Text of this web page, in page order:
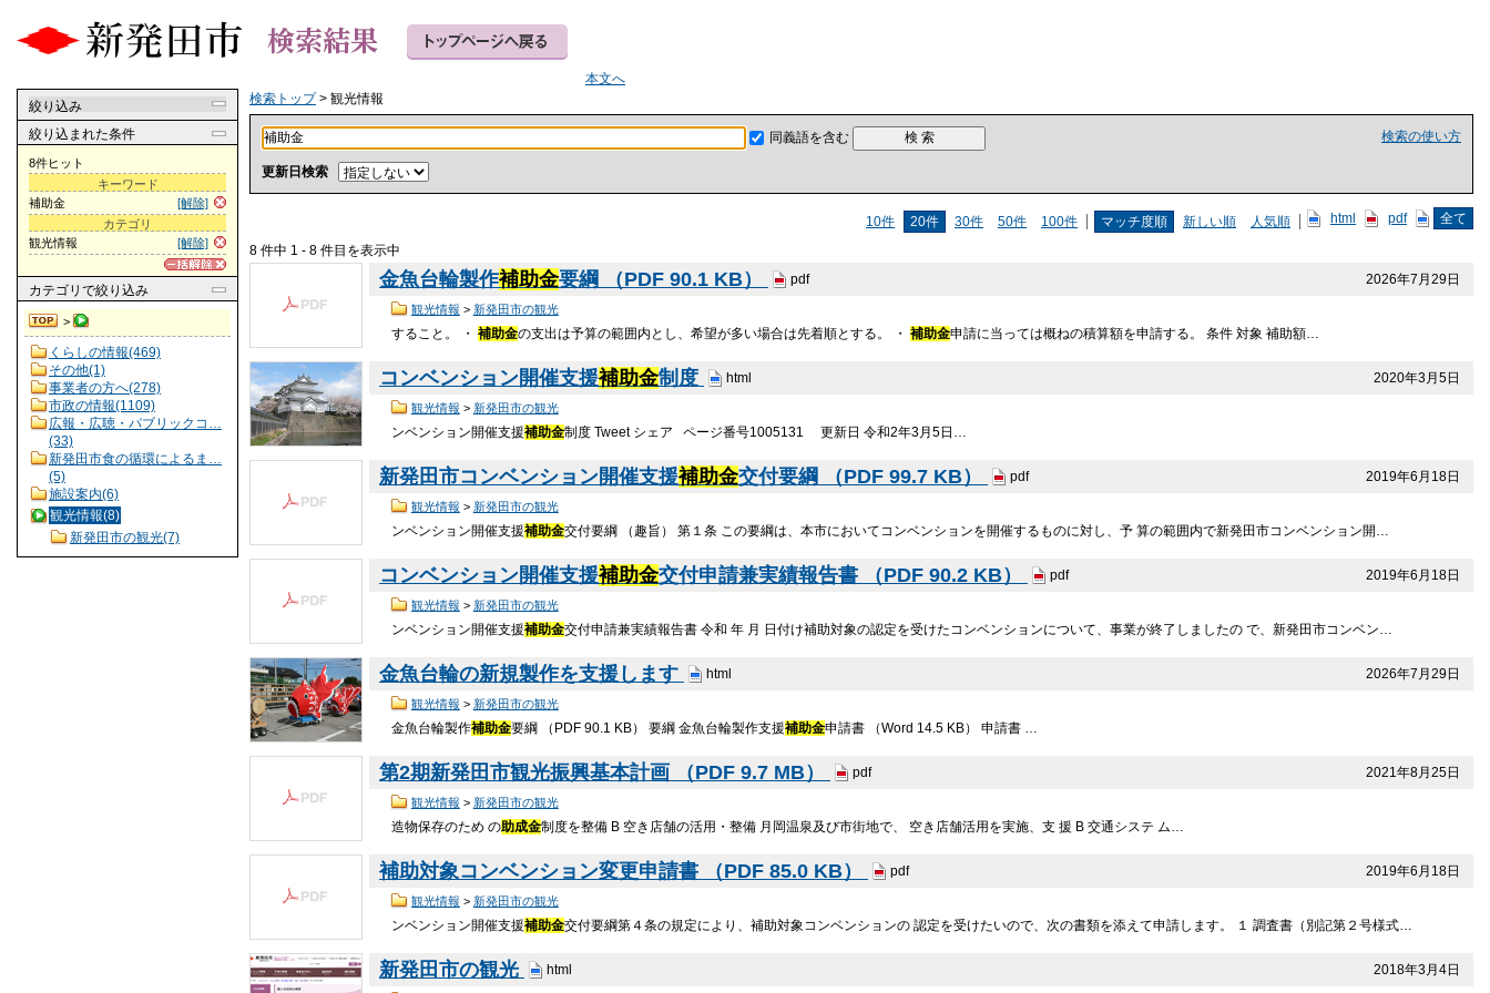
本文へ
絞り込み
絞り込まれた条件
8件ヒット
キーワード
[解除]
補助金
カテゴリ
[解除]
観光情報
カテゴリ で絞り込み
>
くらしの情報(469)
その他(1)
事業者の方へ(278)
市政の情報(1109)
広報・広聴・パブリックコ…
(33)
新発田市食の循環によるま…
(5)
施設案内(6)
観光情報(8)
新発田市の観光(7)
検索トップ> 観光情報
検索の使い方
同義語を含む
更新日検索
10件 20件 30件 50件 100件 マッチ度順 新しい順 人気順 html pdf 全て
8 件中 1 - 8 件目を表示中
2026年7月29日
金魚台輪製作補助金要綱 （PDF 90.1 KB） pdf
観光情報 > 新発田市の観光
すること。 ・補助金の支出は予算の範囲内とし、希望が多い場合は先着順とする。 ・補助金申請に当っては概ねの積算額を申請する。 条件 対象 補助額…
2020年3月5日
コンベンション開催支援補助金制度 html
観光情報 > 新発田市の観光
ンベンション開催支援補助金制度 Tweet シェア ページ番号1005131 更新日 令和2年3月5日…
2019年6月18日
新発田市コンベンション開催支援補助金交付要綱 （PDF 99.7 KB） pdf
観光情報 > 新発田市の観光
ンベンション開催支援補助金交付要綱 （趣旨） 第１条 この要綱は、本市においてコンベンションを開催するものに対し、予 算の範囲内で新発田市コンベンション開…
2019年6月18日
コンベンション開催支援補助金交付申請兼実績報告書 （PDF 90.2 KB） pdf
観光情報 > 新発田市の観光
ンベンション開催支援補助金交付申請兼実績報告書 令和 年 月 日付け補助対象の認定を受けたコンベンションについて、事業が終了しましたの で、新発田市コンベン…
2026年7月29日
金魚台輪の新規製作を支援します html
観光情報 > 新発田市の観光
金魚台輪製作補助金要綱 （PDF 90.1 KB） 要綱 金魚台輪製作支援補助金申請書 （Word 14.5 KB） 申請書 …
2021年8月25日
第2期新発田市観光振興基本計画 （PDF 9.7 MB） pdf
観光情報 > 新発田市の観光
造物保存のため の助成金制度を整備 B 空き店舗の活用・整備 月岡温泉及び市街地で、 空き店舗活用を実施、支 援 B 交通システ ム…
2019年6月18日
補助対象コンベンション変更申請書 （PDF 85.0 KB） pdf
観光情報 > 新発田市の観光
ンベンション開催支援補助金交付要綱第４条の規定により、補助対象コンベンションの 認定を受けたいので、次の書類を添えて申請します。 １ 調査書（別記第２号様式…
2018年3月4日
新発田市の観光 html